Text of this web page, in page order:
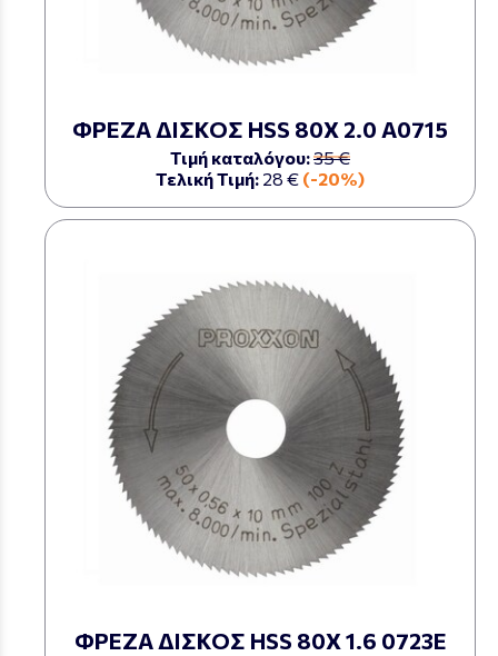
ΦΡΕΖΑ ΔΙΣΚΟΣ HSS 80Χ 2.0 Α0715
Τιμή καταλόγου:35 €
Τελική Τιμή: 28 € (-20%)
ΦΡΕΖΑ ΔΙΣΚΟΣ HSS 80Χ 1.6 0723Ε